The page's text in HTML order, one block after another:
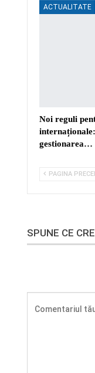
ACTUALITATE
Noi reguli
gestionarea…
PAGINA
SPUNE CE